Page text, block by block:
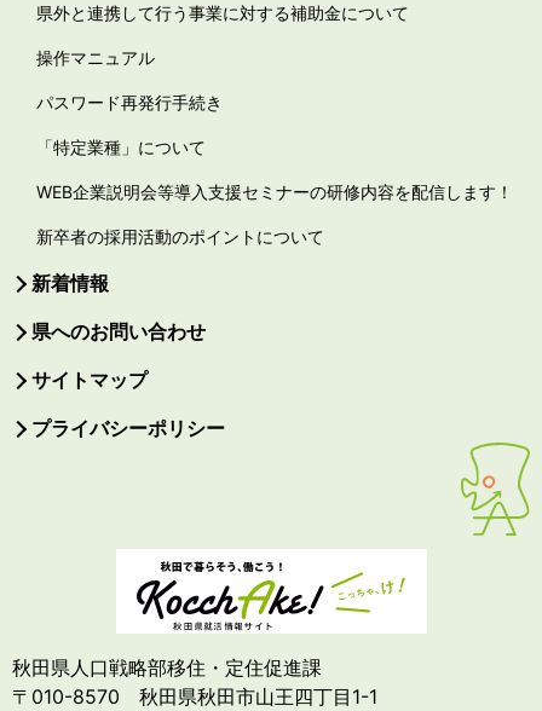
県外と連携して行う事業に対する補助金について
操作マニュアル
パスワード再発行手続き
「特定業種」について
WEB企業説明会等導入支援セミナーの研修内容を配信します！
新卒者の採用活動のポイントについて
新着情報
県へのお問い合わせ
サイトマップ
プライバシーポリシー
秋田県人口戦略部移住・定住促進課
〒010-8570 秋田県秋田市山王四丁目1-1